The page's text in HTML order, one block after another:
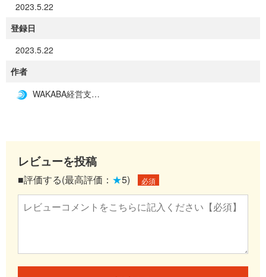
2023.5.22
登録日
2023.5.22
作者
WAKABA経営支援事務所
レビューを投稿
■評価する(最高評価： ★5) 必須